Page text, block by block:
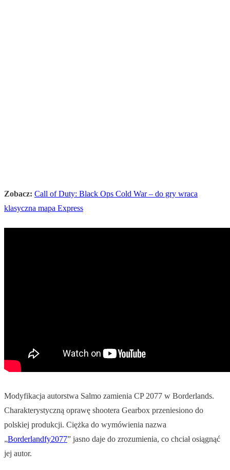
Zobacz: Call of Duty: Black Ops Cold War – do gry wraca
klasyczna mapa Express
Modyfikacja autorstwa Salmo zamienia CP 2077 w Borderlands.
Charakterystyczną oprawę shootera Gearbox przeniesiono do
polskiej produkcji. Ciężka do wymówienia nazwa
„Borderlandfy2077” jasno daje do zrozumienia, co chciał osiągnąć
jej autor.